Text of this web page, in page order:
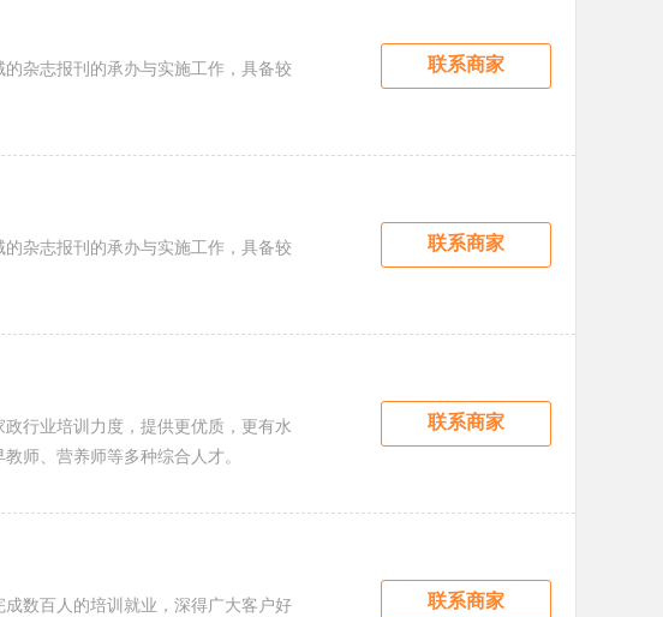
杂志报刊的承办与实施工作，具备较
联系商家
杂志报刊的承办与实施工作，具备较
联系商家
行业培训力度，提供更优质，更有水
师、营养师等多种综合人才。
联系商家
数百人的培训就业，深得广大客户好
联系商家